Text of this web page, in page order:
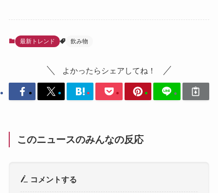
最新トレンド 飲み物
よかったらシェアしてね！
このニュースのみんなの反応
コメントする